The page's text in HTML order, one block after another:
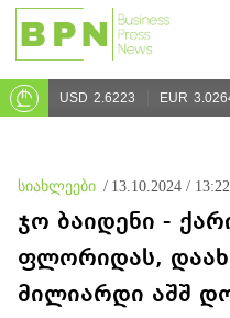
USD 2.6223 EUR
სიახლეები / 13.10.2024 / 13:22
ჯო ბაიდენი -
ფლორიდას,
მილიარდი აშშ